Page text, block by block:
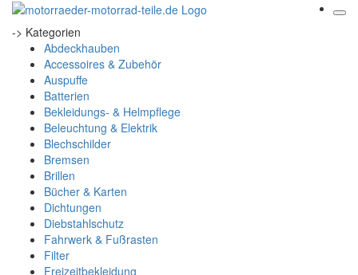
-> Kategorien
Abdeckhauben
Accessoires & Zubehör
Auspuffe
Batterien
Bekleidungs- & Helmpflege
Beleuchtung & Elektrik
Blechschilder
Bremsen
Brillen
Bücher & Karten
Dichtungen
Diebstahlschutz
Fahrwerk & Fußrasten
Filter
Freizeitbekleidung